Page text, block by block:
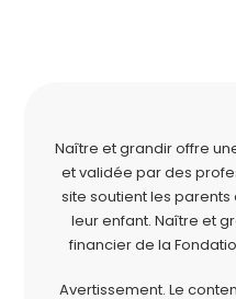
Naître et grandir offre
et validée par des
site soutient les
leur enfant. Naître et
financier de la
Avertissement. Le